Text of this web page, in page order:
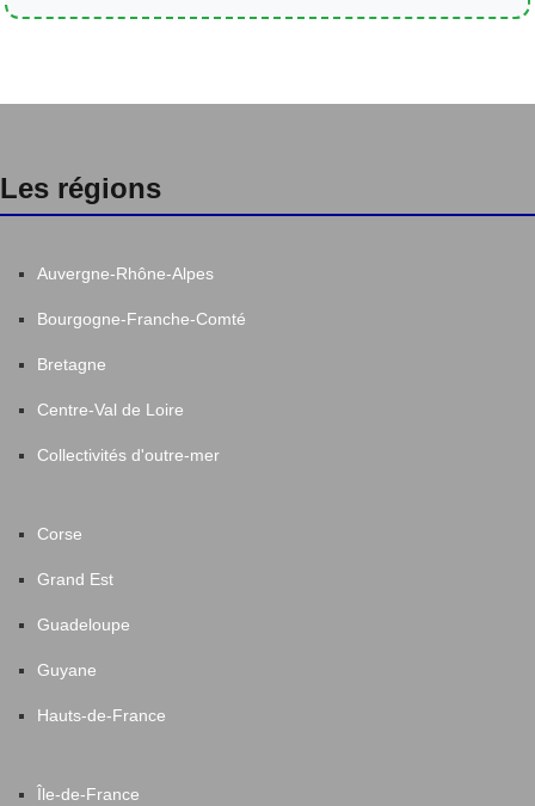
Les régions
Auvergne-Rhône-Alpes
Bourgogne-Franche-Comté
Bretagne
Centre-Val de Loire
Collectivités d'outre-mer
Corse
Grand Est
Guadeloupe
Guyane
Hauts-de-France
Île-de-France